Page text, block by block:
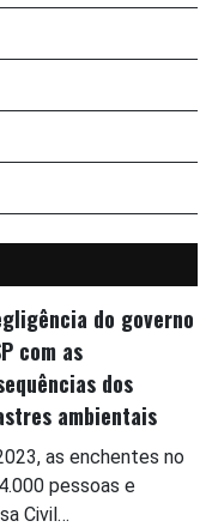
do governo
com as
dos
ambientais
as enchentes no
pessoas e
Civil…